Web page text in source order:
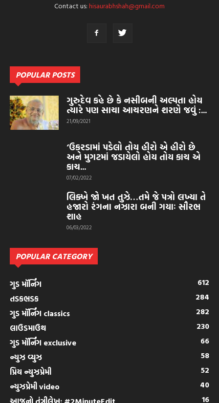
Contact us:hisaurabhshah@gmail.com
POPULAR POSTS
ગુરુદેવ કહે છે કે નસીબની અલ્પતા હોય
ત્યારે પણ સાચા આચરણને શરણે જવું :...
21/09/2021
‘ઉકરડામાં પડેલો તોય હીરો એ હીરો છે
અને મુગટમાં જડાયેલો હોય તોય કાચ એ
કાચ...
07/02/2022
લિક્ખે જો ખત તુઝે…તમે જે પત્રો લખ્યા તે
હજારો રંગના નઝારા બની ગયાઃ સૌરભ
શાહ
06/03/2022
POPULAR CATEGORY
ગુડ મૉર્નિંગ
612
તડકભડક
284
ગુડ મૉર્નિંગ classics
282
લાઉડમાઉથ
230
ગુડ મૉર્નિંગ exclusive
66
ન્યુઝ વ્યુઝ
58
પ્રિય ન્યુઝપ્રેમી
52
ન્યુઝપ્રેમી video
40
16